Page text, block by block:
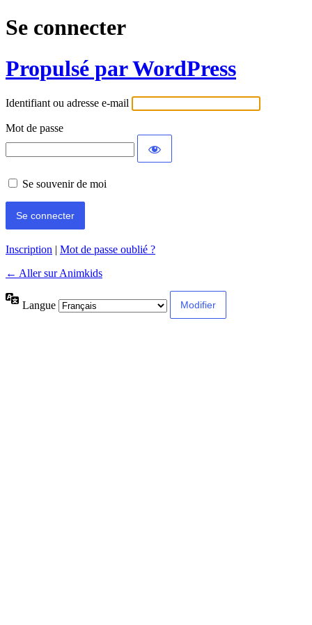
Se connecter
Propulsé par WordPress
Identifiant ou adresse e-mail
Mot de passe
Se souvenir de moi
Inscription | Mot de passe oublié ?
← Aller sur Animkids
Langue